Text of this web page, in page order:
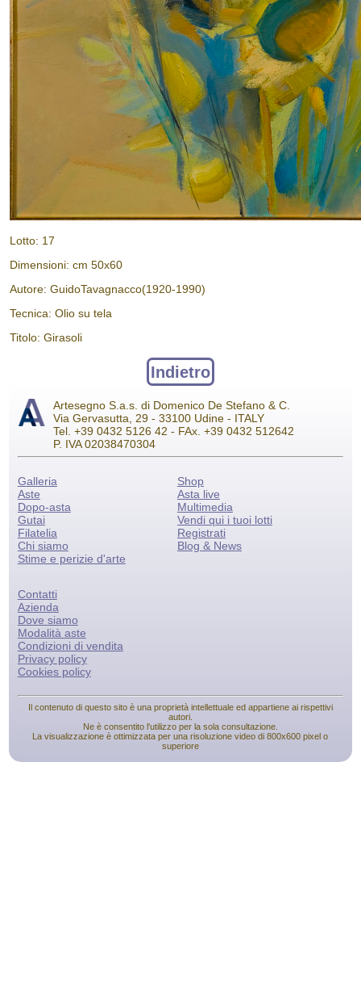
Lotto: 17
Dimensioni: cm 50x60
Autore: GuidoTavagnacco(1920-1990)
Tecnica: Olio su tela
Titolo: Girasoli
Indietro
Artesegno S.a.s. di Domenico De Stefano & C.
Via Gervasutta, 29 - 33100 Udine - ITALY
Tel. +39 0432 5126 42 - FAx. +39 0432 512642
P. IVA 02038470304
Galleria
Aste
Dopo-asta
Gutai
Filatelia
Chi siamo
Stime e perizie d'arte
Shop
Asta live
Multimedia
Vendi qui i tuoi lotti
Registrati
Blog & News
Contatti
Azienda
Dove siamo
Modalità aste
Condizioni di vendita
Privacy policy
Cookies policy
Il contenuto di questo sito è una proprietà intellettuale ed appartiene ai rispettivi
autori.
Ne è consentito l'utilizzo per la sola consultazione.
La visualizzazione è ottimizzata per una risoluzione video di 800x600 pixel o
superiore